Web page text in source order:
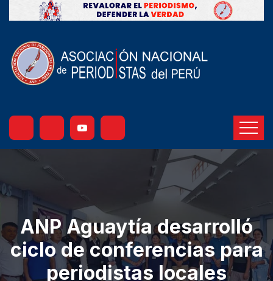
ANP Aguaytía desarrolló
ciclo de conferencias para
periodistas locales